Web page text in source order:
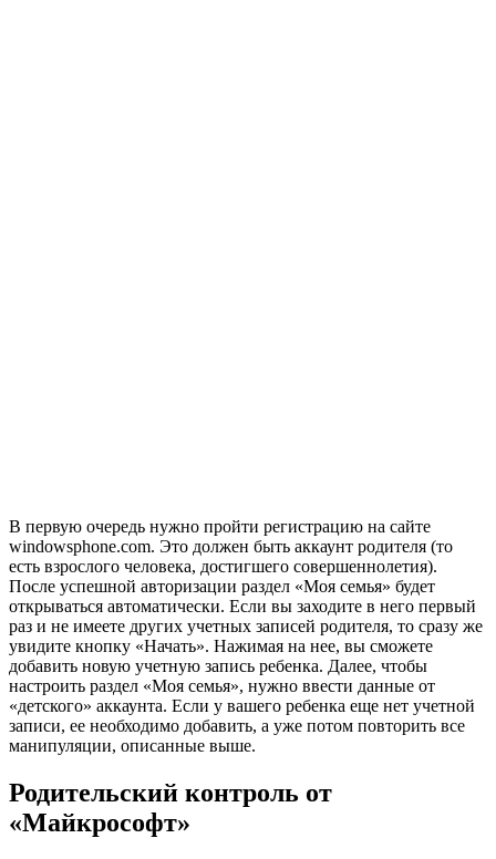
В первую очередь нужно пройти регистрацию на сайте
windowsphone.com. Это должен быть аккаунт родителя (то
есть взрослого человека, достигшего совершеннолетия).
После успешной авторизации раздел «Моя семья» будет
открываться автоматически. Если вы заходите в него первый
раз и не имеете других учетных записей родителя, то сразу же
увидите кнопку «Начать». Нажимая на нее, вы сможете
добавить новую учетную запись ребенка. Далее, чтобы
настроить раздел «Моя семья», нужно ввести данные от
«детского» аккаунта. Если у вашего ребенка еще нет учетной
записи, ее необходимо добавить, а уже потом повторить все
манипуляции, описанные выше.
Родительский контроль от
«Майкрософт»